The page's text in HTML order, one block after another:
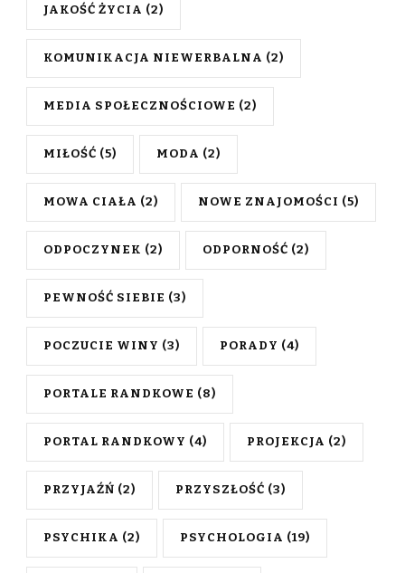
JAKOŚĆ ŻYCIA (2)
KOMUNIKACJA NIEWERBALNA (2)
MEDIA SPOŁECZNOŚCIOWE (2)
MIŁOŚĆ (5) MODA (2)
MOWA CIAŁA (2) NOWE ZNAJOMOŚCI (5)
ODPOCZYNEK (2) ODPORNOŚĆ (2)
PEWNOŚĆ SIEBIE (3)
POCZUCIE WINY (3) PORADY (4)
PORTALE RANDKOWE (8)
PORTAL RANDKOWY (4) PROJEKCJA (2)
PRZYJAŹŃ (2) PRZYSZŁOŚĆ (3)
PSYCHIKA (2) PSYCHOLOGIA (19)